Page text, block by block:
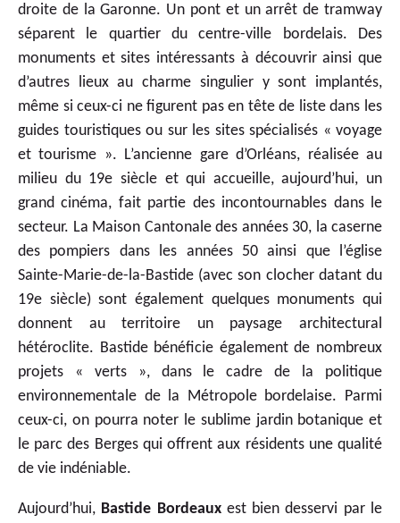
droite de la Garonne. Un pont et un arrêt de tramway
séparent le quartier du centre-ville bordelais. Des
monuments et sites intéressants à découvrir ainsi que
d’autres lieux au charme singulier y sont implantés,
même si ceux-ci ne figurent pas en tête de liste dans les
guides touristiques ou sur les sites spécialisés « voyage
et tourisme ». L’ancienne gare d’Orléans, réalisée au
milieu du 19e siècle et qui accueille, aujourd’hui, un
grand cinéma, fait partie des incontournables dans le
secteur. La Maison Cantonale des années 30, la caserne
des pompiers dans les années 50 ainsi que l’église
Sainte-Marie-de-la-Bastide (avec son clocher datant du
19e siècle) sont également quelques monuments qui
donnent au territoire un paysage architectural
hétéroclite. Bastide bénéficie également de nombreux
projets « verts », dans le cadre de la politique
environnementale de la Métropole bordelaise. Parmi
ceux-ci, on pourra noter le sublime jardin botanique et
le parc des Berges qui offrent aux résidents une qualité
de vie indéniable.
Aujourd’hui, Bastide Bordeauxest bien desservi par le